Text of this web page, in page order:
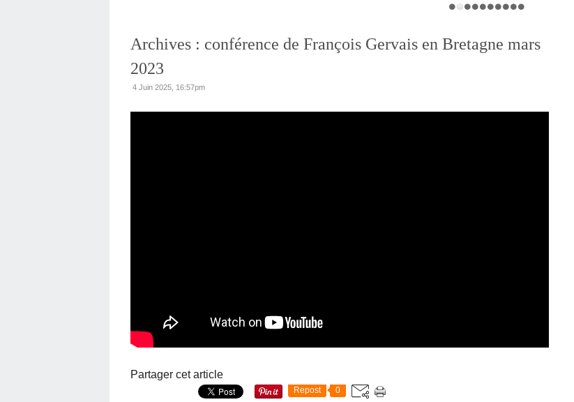
Archives : conférence de François Gervais en Bretagne mars
2023
4 Juin 2025, 16:57pm
Partager cet article
Repost 0